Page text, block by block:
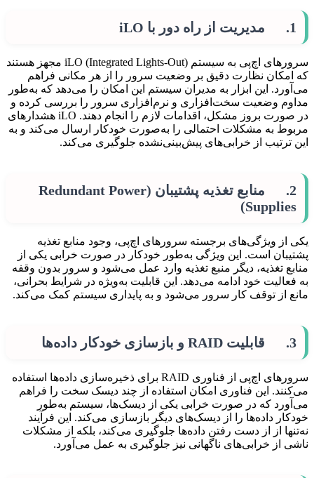
1. مدیریت از راه دور با iLO
سرورهای اچ‌پی به سیستم iLO (Integrated Lights-Out) مجهز هستند
که امکان نظارت دقیق بر وضعیت سرور را از هر مکانی فراهم
می‌آورد. این ابزار به مدیران سیستم این امکان را می‌دهد که به‌طور
مداوم وضعیت سخت‌افزاری و نرم‌افزاری سرور را بررسی کرده و
در صورت بروز مشکل، اقدامات لازم را انجام دهند. iLO هشدارهای
مربوط به مشکلات احتمالی را به‌صورت خودکار ارسال می‌کند و به
این ترتیب از خرابی‌های پیش‌بینی‌نشده جلوگیری می‌کند.
2. منابع تغذیه پشتیبان (Redundant Power
Supplies)
یکی از ویژگی‌های برجسته سرورهای اچ‌پی، وجود منابع تغذیه
پشتیبان است. این ویژگی به‌طور خودکار در صورت خرابی یکی از
منابع تغذیه، دیگر منبع تغذیه وارد عمل می‌شود و سرور بدون وقفه
به فعالیت خود ادامه می‌دهد. این قابلیت به‌ویژه در شرایط بحرانی،
مانع از توقف کار سرور می‌شود و به پایداری سیستم کمک می‌کند.
3. قابلیت RAID و بازسازی خودکار داده‌ها
سرورهای اچ‌پی از فناوری RAID برای ذخیره‌سازی داده‌ها استفاده
می‌کنند. این فناوری امکان استفاده از چند دیسک سخت را فراهم
می‌آورد که در صورت خرابی یکی از دیسک‌ها، سیستم به‌طور
خودکار داده‌ها را از دیسک‌های دیگر بازسازی می‌کند. این فرآیند
نه‌تنها از از دست رفتن داده‌ها جلوگیری می‌کند، بلکه از مشکلات
ناشی از خرابی‌های ناگهانی نیز جلوگیری به عمل می‌آورد.